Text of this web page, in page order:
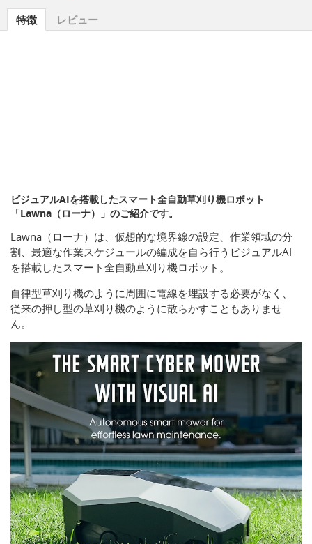
特徴 レビュー
ビジュアルAIを搭載したスマート全自動草刈り機ロボット
「Lawna（ローナ）」のご紹介です。
Lawna（ローナ）は、仮想的な境界線の設定、作業領域の分
割、最適な作業スケジュールの編成を自ら行うビジュアルAI
を搭載したスマート全自動草刈り機ロボット。
自律型草刈り機のように周囲に電線を埋設する必要がなく、
従来の押し型の草刈り機のように散らかすこともありませ
ん。